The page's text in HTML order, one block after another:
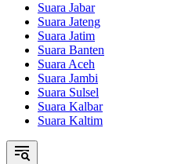
Suara Jabar
Suara Jateng
Suara Jatim
Suara Banten
Suara Aceh
Suara Jambi
Suara Sulsel
Suara Kalbar
Suara Kaltim